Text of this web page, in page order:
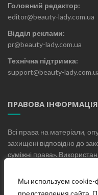
Мы используем
представления сайта.
Головний редактор:
editor@beauty-lady.com.ua
Відділ реклами:
pr@beauty-lady.com.ua
Технічна підтримка:
support@beauty-
ПРАВОВА ІНФОРМАЦІЯ
Всі права на матеріали,
захищені відповідно до
суміжні права».
допускається.